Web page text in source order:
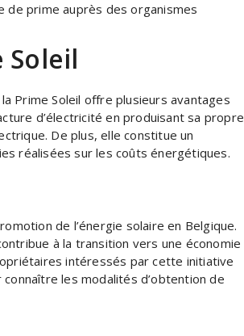
de prime auprès des organismes
Soleil
Prime Soleil offre plusieurs avantages
d’électricité en produisant sa propre
De plus, elle constitue un
réalisées sur les coûts énergétiques.
de l’énergie solaire en Belgique.
à la transition vers une économie
intéressés par cette initiative
les modalités d’obtention de